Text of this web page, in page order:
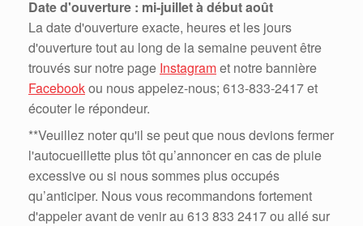
Date d'ouverture : mi-juillet à début août
La date d'ouverture exacte, heures et les jours
d'ouverture tout au long de la semaine peuvent être
trouvés sur notre page Instagramet notre bannière
Facebookou nous appelez-nous; 613-833-2417 et
écouter le répondeur.
**Veuillez noter qu'il se peut que nous devions fermer
l'autocueillette plus tôt qu’annoncer en cas de pluie
excessive ou si nous sommes plus occupés
qu’anticiper. Nous vous recommandons fortement
d'appeler avant de venir au 613 833 2417 ou allé sur